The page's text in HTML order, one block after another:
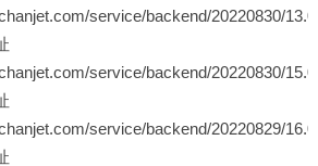
service/backend/20220830/
service/backend/20220830/
service/backend/20220829/